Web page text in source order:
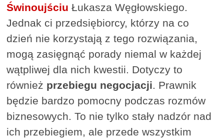
Świnoujściu Łukasza Węgłowskiego.
Jednak ci przedsiębiorcy, którzy na co
dzień nie korzystają z tego rozwiązania,
mogą zasięgnąć porady niemal w każdej
wątpliwej dla nich kwestii. Dotyczy to
również przebiegu negocjacji. Prawnik
będzie bardzo pomocny podczas rozmów
biznesowych. To nie tylko stały nadzór nad
ich przebiegiem, ale przede wszystkim